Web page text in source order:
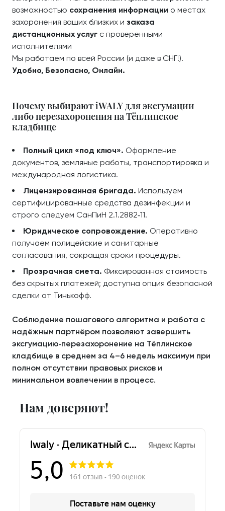
возможностью сохранения информации о местах
захоронения ваших близких и заказа
дистанционных услуг с проверенными
исполнителями
Мы работаем по всей России (и даже в СНГ!).
Удобно, Безопасно, Онлайн.
Почему выбирают iWALY для эксгумации
либо перезахоронения на Тёплинское
кладбище
Полный цикл «под ключ». Оформление
документов, земляные работы, транспортировка и
международная логистика.
Лицензированная бригада. Используем
сертифицированные средства дезинфекции и
строго следуем СанПиН 2.1.2882‑11.
Юридическое сопровождение. Оперативно
получаем полицейские и санитарные
согласования, сокращая сроки процедуры.
Прозрачная смета. Фиксированная стоимость
без скрытых платежей; доступна опция безопасной
сделки от Тинькофф.
Соблюдение пошагового алгоритма и работа с
надёжным партнёром позволяют завершить
эксгумацию‑перезахоронение на Тёплинское
кладбище в среднем за 4–6 недель максимум при
полном отсутствии правовых рисков и
минимальном вовлечении в процесс.
Нам доверяют!